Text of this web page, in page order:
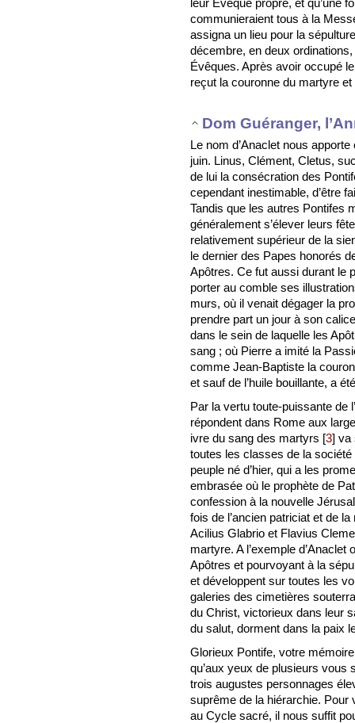
leur Évêque propre, et qu’une
communieraient tous à la
assigna un lieu pour la
décembre, en deux
Évêques. Après avoir occupé
reçut la couronne du martyre
Dom Guéranger,
Le nom d’Anaclet nous
juin. Linus, Clément, Cletus,
de lui la consécration des
cependant inestimable, d’être
Tandis que les autres Pontifes
généralement s’élever leurs
relativement supérieur de la
le dernier des Papes honorés
Apôtres. Ce fut aussi durant le
porter au comble ses
murs, où il venait dégager la
prendre part un jour à son calice
dans le sein de laquelle les
sang ; où Pierre a imité la
comme Jean-Baptiste la
et sauf de l’huile bouillante, a
Par la vertu toute-puissante de
répondent dans Rome aux
ivre du sang des martyrs [3] va
toutes les classes de la
peuple né d’hier, qui a les
embrasée où le prophète de
confession à la nouvelle
fois de l’ancien patriciat et de
Acilius Glabrio et Flavius
martyre. A l’exemple
Apôtres et pourvoyant à la
et développent sur toutes les
galeries des cimetières
du Christ, victorieux dans leur
du salut, dorment dans la paix
Glorieux Pontife, votre
qu’aux yeux de plusieurs vous
trois augustes personnages
suprême de la hiérarchie. Pour
au Cycle sacré, il nous suffit